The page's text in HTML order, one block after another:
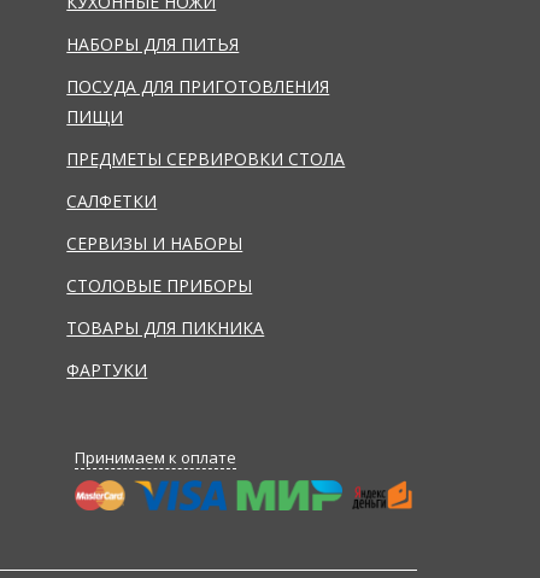
НАБОРЫ ДЛЯ ПИТЬЯ
ПОСУДА ДЛЯ ПРИГОТОВЛЕНИЯ
ПИЩИ
ПРЕДМЕТЫ СЕРВИРОВКИ СТОЛА
САЛФЕТКИ
СЕРВИЗЫ И НАБОРЫ
СТОЛОВЫЕ ПРИБОРЫ
ТОВАРЫ ДЛЯ ПИКНИКА
ФАРТУКИ
Принимаем к оплате